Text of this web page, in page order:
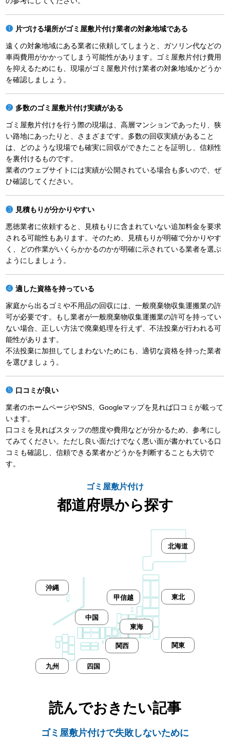
片づける場所がゴミ屋敷片付け業者の対象地域である
遠くの対象地域にある業者に依頼してしまうと、ガソリン代などの
車両費用がかかってしまう可能性があります。ゴミ屋敷片付け費用
を抑えるためにも、現場がゴミ屋敷片付け業者の対象地域かどうか
を確認しましょう。
多数のゴミ屋敷片付け実績がある
ゴミ屋敷片付けを行う際の現場は、高層マンションであったり、狭
い路地にあったりと、さまざまです。多数の回収実績があること
は、どのような現場でも確実に回収ができたことを証明し、信頼性
を裏付けるものです。
業者のウェブサイトには実績が公開されている場合も多いので、ぜ
ひ確認してください。
見積もりが分かりやすい
悪徳業者に依頼すると、見積もりに含まれていない追加料金を要求
される可能性もあります。そのため、見積もりが明確で分かりやす
く、どの作業がいくらかかるのかが明確に示されている業者を選ぶ
ようにしましょう。
適した資格を持っている
家庭から出るゴミや不用品の回収には、一般廃棄物収集運搬業の許
可が必要です。もし業者が一般廃棄物収集運搬業の許可を持ってい
ない場合、正しい方法で廃棄処理を行えず、不法投棄が行われる可
能性があります。
不法投棄に加担してしまわないためにも、適切な資格を持った業者
を選びましょう。
口コミが良い
業者のホームページやSNS、Googleマップを見れば口コミが載って
います。
口コミを見ればスタッフの態度や費用などが分かるため、参考にし
てみてください。ただし良い面だけでなく悪い面が書かれている口
コミも確認し、信頼できる業者かどうかを判断することも大切で
す。
ゴミ屋敷片付け
都道府県から探す
北海道
東北
甲信越
東海
関東
関西
中国
四国
九州
沖縄
読んでおきたい記事
ゴミ屋敷片付けで失敗しないために